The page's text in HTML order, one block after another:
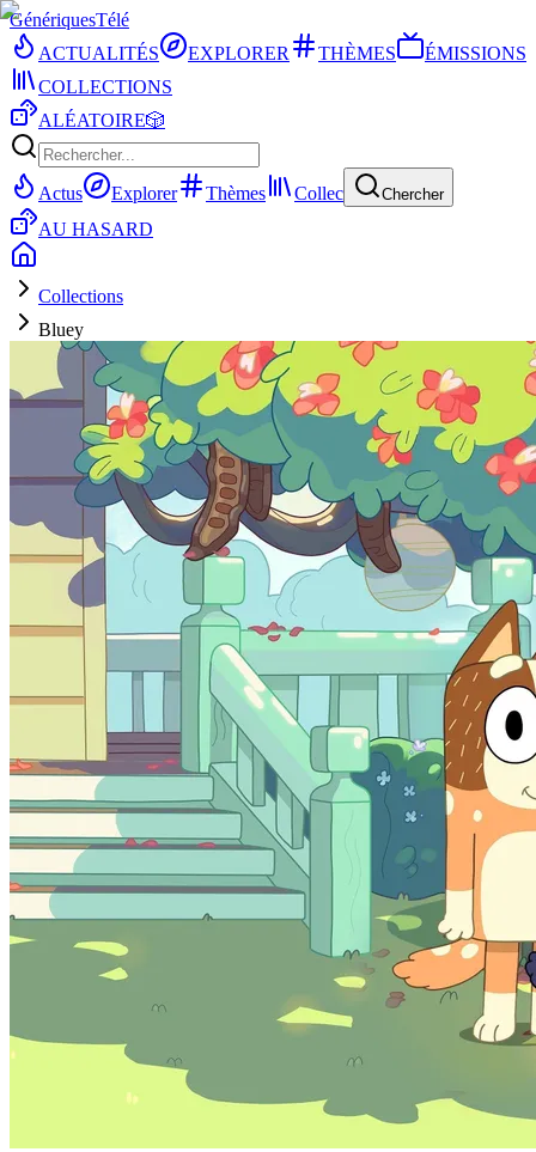
GénériquesTélé
ACTUALITÉS
EXPLORER THÈMES
ÉMISSIONS
COLLECTIONS
ALÉATOIRE🎲
Actus Explorer Thèmes Collec Chercher
AU HASARD
Collections
Bluey